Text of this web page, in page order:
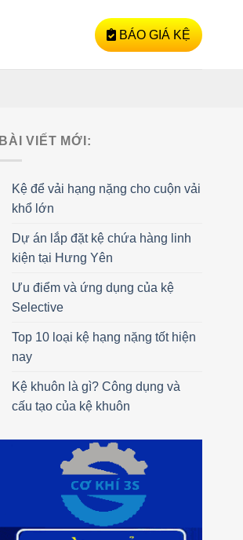
BÁO GIÁ KỆ
BÀI VIẾT MỚI:
Kệ để vải hạng nặng cho cuộn vải
khổ lớn
Dự án lắp đặt kệ chứa hàng linh
kiện tại Hưng Yên
Ưu điểm và ứng dụng của kệ
Selective
Top 10 loại kệ hạng nặng tốt hiện
nay
Kệ khuôn là gì? Công dụng và
cấu tạo của kệ khuôn